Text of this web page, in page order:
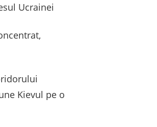
Ucrainei
Kievul pe o